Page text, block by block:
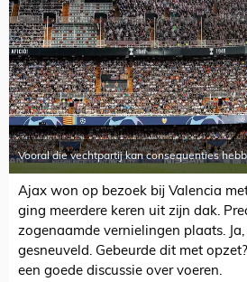
Vooral die vechtpartij kan consequenties
Ajax won op bezoek bij Valencia
ging meerdere keren uit zijn dak.
zogenaamde vernielingen plaats.
gesneuveld. Gebeurde dit met
een goede discussie over voeren.